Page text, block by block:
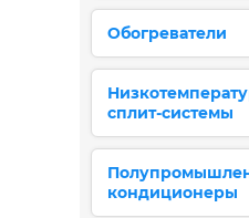
Обогреватели
сплит-системы
кондиционеры